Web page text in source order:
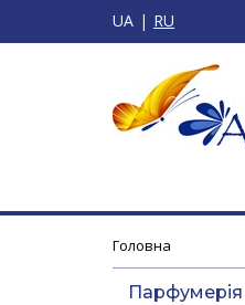
UA RU
Головна
Парфумерія